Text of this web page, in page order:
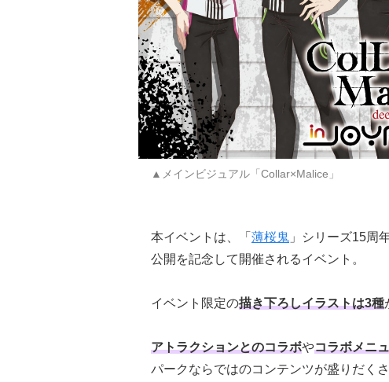
▲メインビジュアル「Collar×Malice」
本イベントは、「 薄桜鬼 」シリーズ15周
公開を記念して開催されるイベント。
イベント限定の描き下ろしイラストは3種
アトラクションとのコラボやコラボメニ
パークならではのコンテンツが盛りだく